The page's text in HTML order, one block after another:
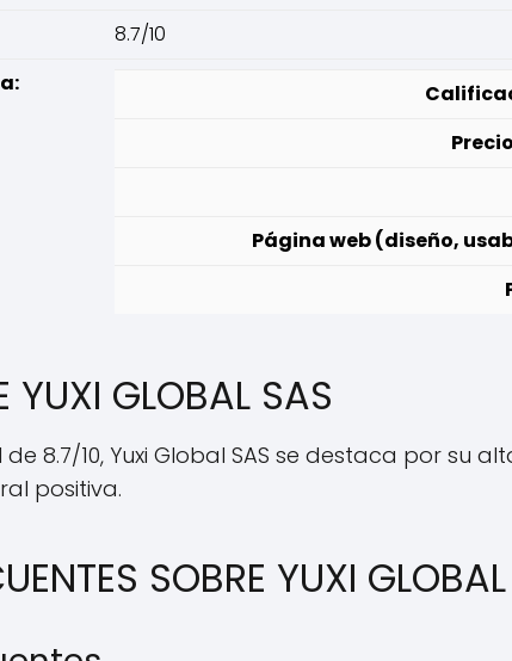
8.7/10
Página web (diseño,
YUXI GLOBAL SAS
8.7/10, Yuxi Global SAS se destaca por su
positiva.
SOBRE YUXI